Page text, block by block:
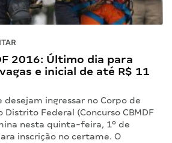
2016: Último dia para
e inicial de até R$ 11
desejam ingressar no Corpo de
Federal (Concurso CBMDF
nesta quinta-feira, 1º de
inscrição no certame. O